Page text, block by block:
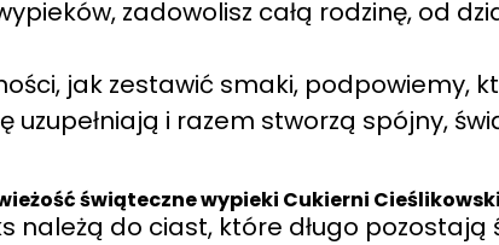
zadowolisz całą rodzinę, od
jak zestawić smaki, podpowiemy,
uzupełniają i razem stworzą spójny,
świąteczne wypieki Cukierni
należą do ciast, które długo